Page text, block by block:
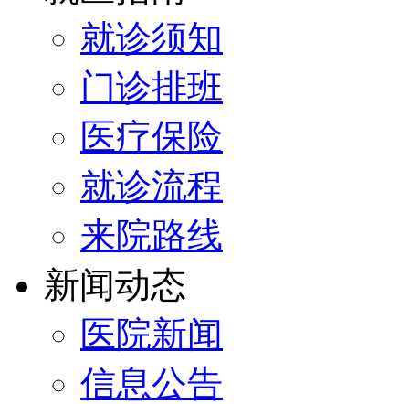
就诊须知
门诊排班
医疗保险
就诊流程
来院路线
新闻动态
医院新闻
信息公告